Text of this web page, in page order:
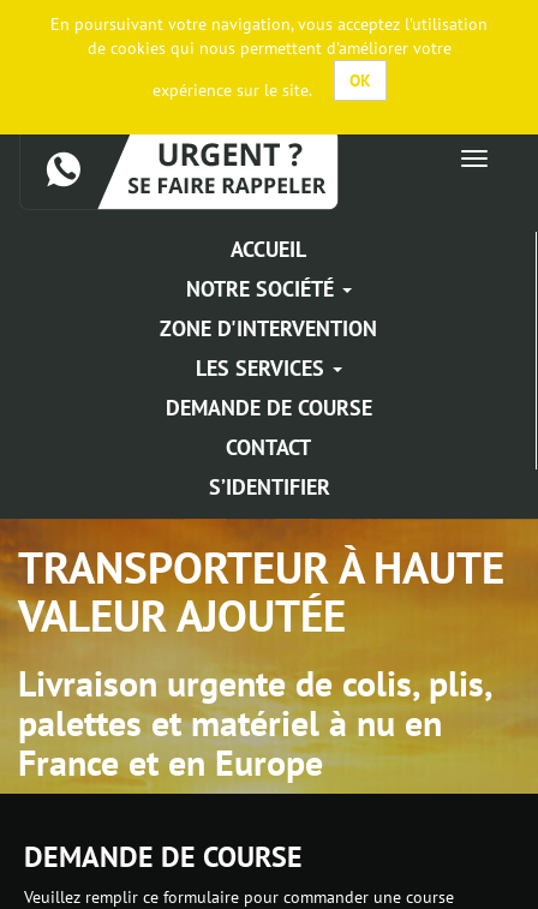
En poursuivant votre navigation, vous acceptez l'utilisation
de cookies qui nous permettent d'améliorer votre
expérience sur le site.
OK
ACCUEIL
NOTRE SOCIÉTÉ
ZONE D'INTERVENTION
LES SERVICES
DEMANDE DE COURSE
CONTACT
S’IDENTIFIER
TRANSPORTEUR À HAUTE
VALEUR AJOUTÉE
Livraison urgente de colis, plis,
palettes et matériel à nu en
France et en Europe
DEMANDE DE COURSE
Veuillez remplir ce formulaire pour commander une course